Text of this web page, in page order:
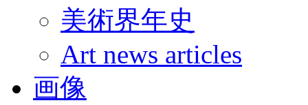
美術界年史
Art news articles
画像